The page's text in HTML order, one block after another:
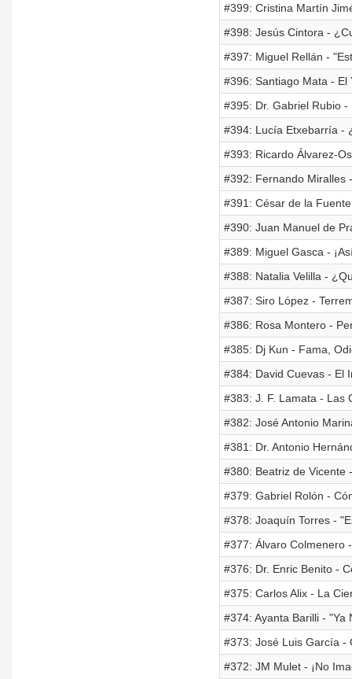
#399: Cristina Martín
#398: Jesús Cintora -
#397: Miguel Rellán -
#396: Santiago Mata - El
#395: Dr. Gabriel Rubio -
#394: Lucía Etxebarría -
#393: Ricardo Álvarez-
#392: Fernando Miralles
#391: César de la
#390: Juan Manuel de
#389: Miguel Gasca -
#388: Natalia Velilla -
#387: Siro López -
#386: Rosa Montero -
#385: Dj Kun - Fama,
#384: David Cuevas - El
#383: J. F. Lamata - Las
#382: José Antonio
#381: Dr. Antonio
#380: Beatriz de Vicente
#379: Gabriel Rolón -
#378: Joaquín Torres -
#377: Álvaro Colmenero
#376: Dr. Enric Benito -
#375: Carlos Alix - La
#374: Ayanta Barilli - "Ya
#373: José Luis García -
#372: JM Mulet - ¡No